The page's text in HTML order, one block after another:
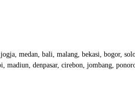
medan, bali, malang, bekasi, bogor,
madiun, denpasar, cirebon, jombang,